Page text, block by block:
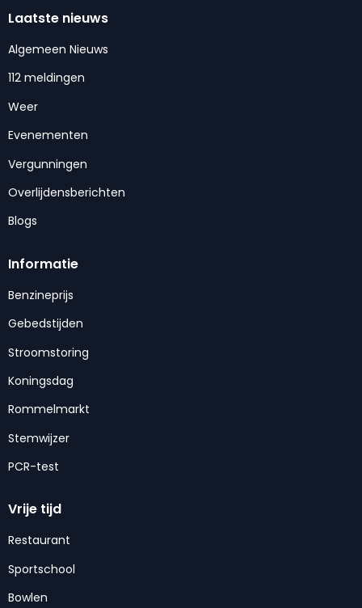
Laatste nieuws
Algemeen Nieuws
112 meldingen
Weer
Evenementen
Vergunningen
Overlijdensberichten
Blogs
Informatie
Benzineprijs
Gebedstijden
Stroomstoring
Koningsdag
Rommelmarkt
Stemwijzer
PCR-test
Vrije tijd
Restaurant
Sportschool
Bowlen